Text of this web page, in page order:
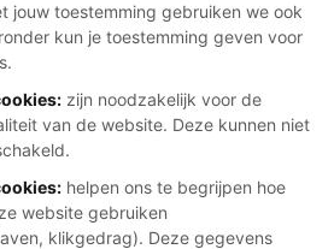
op 8 september naar de
in Den Haag?
tegen afbraakplannen
zekerheid
jouw toestemming gebruiken we ook
kun je toestemming geven voor
zijn noodzakelijk voor de
van de website. Deze kunnen niet
: helpen ons te begrijpen hoe
website gebruiken
klikgedrag). Deze gegevens